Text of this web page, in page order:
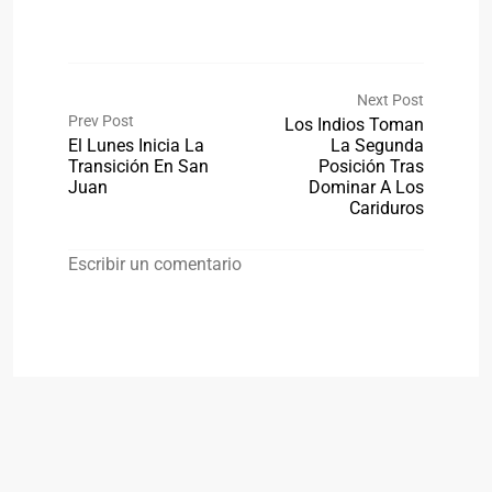
Prev Post
El Lunes Inicia La
Transición En San
Juan
Next Post
Los Indios Toman
La Segunda
Posición Tras
Dominar A Los
Cariduros
Escribir un comentario